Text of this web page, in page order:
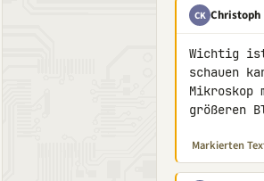
CK Christoph
Wichtig ist
schauen
Mikroskop
größeren
Markierten